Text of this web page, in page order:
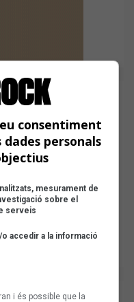
consentiment
personals
mesurament de
sobre el
serveis
accedir a la informació
i és possible que la